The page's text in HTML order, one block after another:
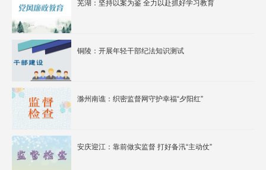
芜湖：坚持以案为鉴 全力以赴抓好学习教育
铜陵：开展年轻干部纪法知识测试
滁州南谯：织密监督网守护幸福“夕阳红”
安庆迎江：靠前做实监督 打好备汛“主动仗”